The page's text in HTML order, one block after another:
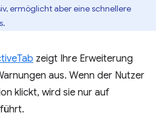
ermöglicht aber eine schnellere
zeigt Ihre Erweiterung
aus. Wenn der Nutzer
klickt, wird sie nur auf